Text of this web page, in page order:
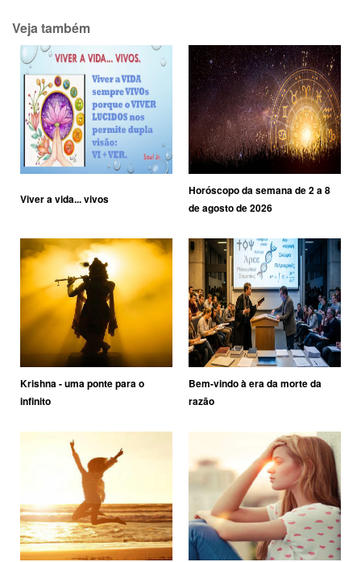
Veja também
Viver a vida... vivos
Horóscopo da semana de 2 a 8
de agosto de 2026
Krishna - uma ponte para o
infinito
Bem-vindo à era da morte da
razão